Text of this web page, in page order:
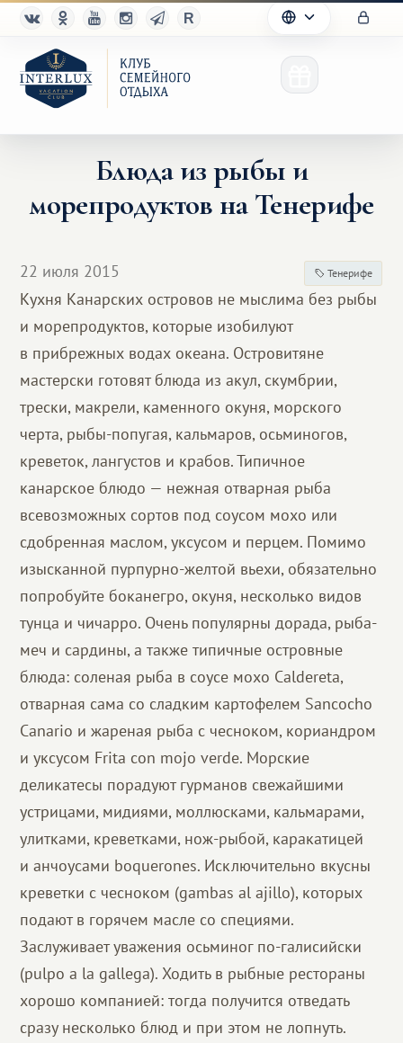
Клуб
Партнерам
Благотворительность
Блюда из рыбы и
морепродуктов на Тенерифе
22 июля 2015 Тенерифе
Кухня Канарских островов не мыслима без рыбы
и морепродуктов, которые изобилуют
в прибрежных водах океана. Островитяне
мастерски готовят блюда из акул, скумбрии,
трески, макрели, каменного окуня, морского
черта, рыбы-попугая, кальмаров, осьминогов,
креветок, лангустов и крабов. Типичное
канарское блюдо — нежная отварная рыба
всевозможных сортов под соусом мохо или
сдобренная маслом, уксусом и перцем. Помимо
изысканной пурпурно-желтой вьехи, обязательно
попробуйте боканегро, окуня, несколько видов
тунца и чичарро. Очень популярны дорада, рыба-
меч и сардины, а также типичные островные
блюда: соленая рыба в соусе мохо Caldereta,
отварная сама со сладким картофелем Sancocho
Canario и жареная рыба с чесноком, кориандром
и уксусом Frita con mojo verde. Морские
деликатесы порадуют гурманов свежайшими
устрицами, мидиями, моллюсками, кальмарами,
улитками, креветками, нож-рыбой, каракатицей
и анчоусами boquerones. Исключительно вкусны
креветки с чесноком (gambas al ajillo), которых
подают в горячем масле со специями.
Заслуживает уважения осьминог по-галисийски
(pulpo a la gallega). Ходить в рыбные рестораны
хорошо компанией: тогда получится отведать
сразу несколько блюд и при этом не лопнуть.